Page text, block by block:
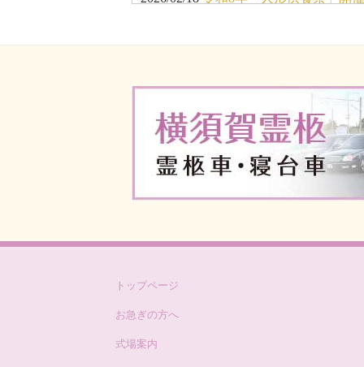
らせ
2025/11/15 「返礼品超特価即売会」開
2025/08/26 令和7年「秋のお彼岸キャ
会」開催のお知らせ
2025/02/21 令和7年「春のお彼岸キャ
せ
トップページ
お急ぎの方へ
式場案内